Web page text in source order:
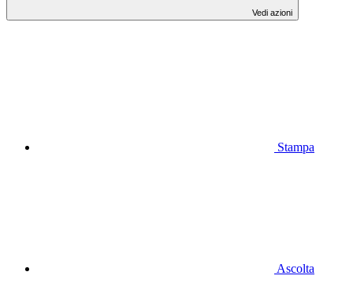
Vedi azioni
Stampa
Ascolta